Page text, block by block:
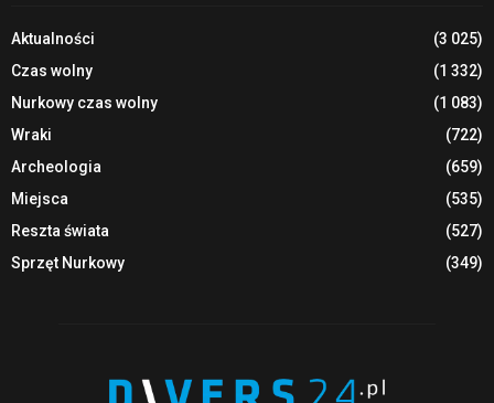
Aktualności
(3 025)
Czas wolny
(1 332)
Nurkowy czas wolny
(1 083)
Wraki
(722)
Archeologia
(659)
Miejsca
(535)
Reszta świata
(527)
Sprzęt Nurkowy
(349)